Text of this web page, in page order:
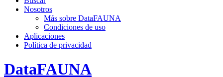
Nosotros
Más sobre DataFAUNA
Condiciones de uso
Aplicaciones
Política de privacidad
DataFAUNA